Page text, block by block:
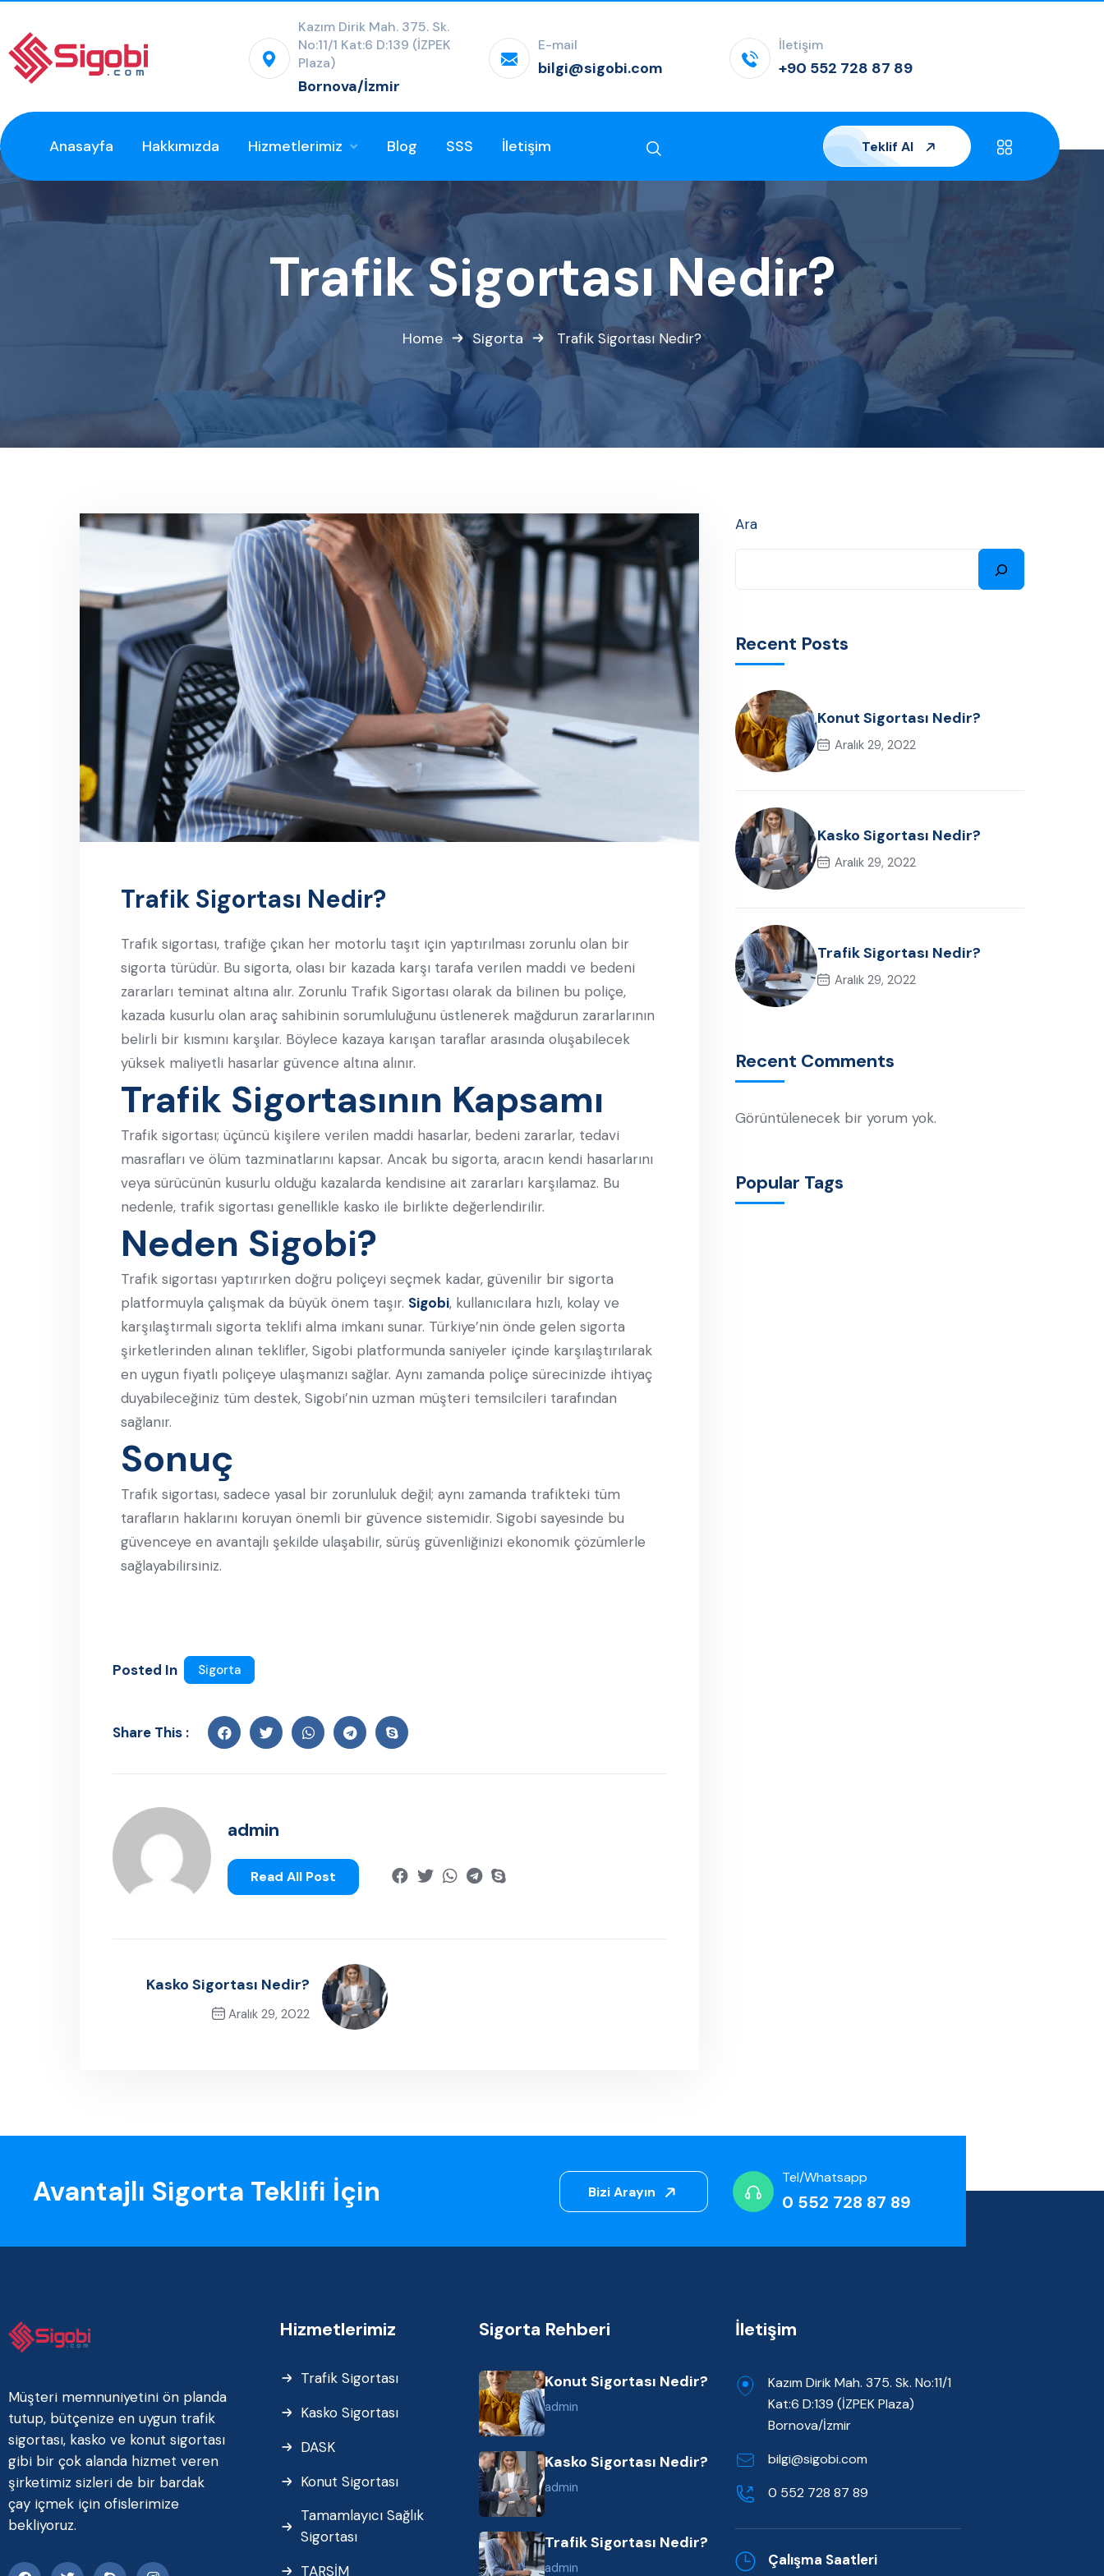
Kazım Dirik Mah. 375. Sk.
No:11/1 Kat:6 D:139 (İZPEK
Plaza)
Bornova/İzmir
E-mail
bilgi@sigobi.com
İletişim
+90 552 728 87 89
Anasayfa Hakkımızda Hizmetlerimiz Blog SSS İletişim Teklif Al
Trafik Sigortası Nedir?
Home Sigorta Trafik Sigortası Nedir?
Trafik Sigortası Nedir?
Trafik sigortası, trafiğe çıkan her motorlu taşıt için yaptırılması zorunlu olan bir
sigorta türüdür. Bu sigorta, olası bir kazada karşı tarafa verilen maddi ve bedeni
zararları teminat altına alır. Zorunlu Trafik Sigortası olarak da bilinen bu poliçe,
kazada kusurlu olan araç sahibinin sorumluluğunu üstlenerek mağdurun zararlarının
belirli bir kısmını karşılar. Böylece kazaya karışan taraflar arasında oluşabilecek
yüksek maliyetli hasarlar güvence altına alınır.
Trafik Sigortasının Kapsamı
Trafik sigortası; üçüncü kişilere verilen maddi hasarlar, bedeni zararlar, tedavi
masrafları ve ölüm tazminatlarını kapsar. Ancak bu sigorta, aracın kendi hasarlarını
veya sürücünün kusurlu olduğu kazalarda kendisine ait zararları karşılamaz. Bu
nedenle, trafik sigortası genellikle kasko ile birlikte değerlendirilir.
Neden Sigobi?
Trafik sigortası yaptırırken doğru poliçeyi seçmek kadar, güvenilir bir sigorta
platformuyla çalışmak da büyük önem taşır. Sigobi, kullanıcılara hızlı, kolay ve
karşılaştırmalı sigorta teklifi alma imkanı sunar. Türkiye’nin önde gelen sigorta
şirketlerinden alınan teklifler, Sigobi platformunda saniyeler içinde karşılaştırılarak
en uygun fiyatlı poliçeye ulaşmanızı sağlar. Aynı zamanda poliçe sürecinizde ihtiyaç
duyabileceğiniz tüm destek, Sigobi’nin uzman müşteri temsilcileri tarafından
sağlanır.
Sonuç
Trafik sigortası, sadece yasal bir zorunluluk değil; aynı zamanda trafikteki tüm
tarafların haklarını koruyan önemli bir güvence sistemidir. Sigobi sayesinde bu
güvenceye en avantajlı şekilde ulaşabilir, sürüş güvenliğinizi ekonomik çözümlerle
sağlayabilirsiniz.
Posted In Sigorta
Share This :
admin
Read All Post
Kasko Sigortası Nedir?
Aralık 29, 2022
Ara
Recent Posts
Konut Sigortası Nedir?
Aralık 29, 2022
Kasko Sigortası Nedir?
Aralık 29, 2022
Trafik Sigortası Nedir?
Aralık 29, 2022
Recent Comments
Görüntülenecek bir yorum yok.
Popular Tags
Avantajlı Sigorta Teklifi İçin Bizi Arayın
Tel/Whatsapp
0 552 728 87 89
Müşteri memnuniyetini ön planda
tutup, bütçenize en uygun trafik
sigortası, kasko ve konut sigortası
gibi bir çok alanda hizmet veren
şirketimiz sizleri de bir bardak
çay içmek için ofislerimize
bekliyoruz.
Hizmetlerimiz
Trafik Sigortası
Kasko Sigortası
DASK
Konut Sigortası
Tamamlayıcı Sağlık
Sigortası
TARSİM
Sigorta Rehberi
Konut Sigortası Nedir?
admin
Kasko Sigortası Nedir?
admin
Trafik Sigortası Nedir?
admin
İletişim
Kazım Dirik Mah. 375. Sk. No:11/1
Kat:6 D:139 (İZPEK Plaza)
Bornova/İzmir
bilgi@sigobi.com
0 552 728 87 89
Çalışma Saatleri